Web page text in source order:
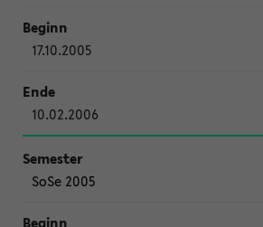
17.10.2005
10.02.2006
SoSe 2005